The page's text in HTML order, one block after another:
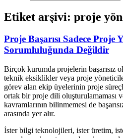
Etiket arşivi: proje
Proje Başarısı Sadece Proje
Sorumluluğunda Değildir
Birçok kurumda projelerin başarısız
teknik eksiklikler veya proje
görev alan ekip üyelerinin proje
ortak bir proje dili oluşturulamaması
kavramlarının bilinmemesi de
arasında yer alır.
İster bilgi teknolojileri, ister üretim,